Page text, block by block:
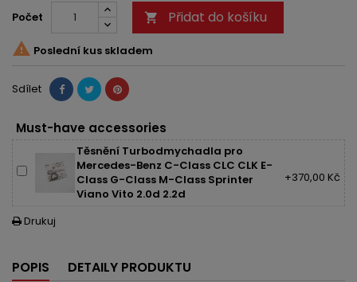
Počet  Přidat do košíku
 Poslední kus skladem
Sdílet
Must-have accessories
Těsnění Turbodmychadla pro
Mercedes-Benz C-Class CLC CLK E-
Class G-Class M-Class Sprinter
Viano Vito 2.0d 2.2d
+370,00 Kč
 Drukuj
POPIS DETAILY PRODUKTU